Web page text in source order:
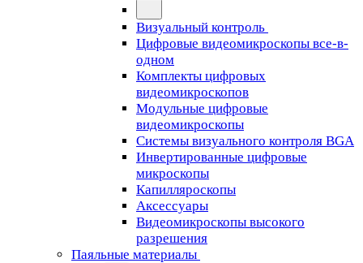
Визуальный контроль
Цифровые видеомикроскопы все-в-
одном
Комплекты цифровых
видеомикроскопов
Модульные цифровые
видеомикроскопы
Cистемы визуального контроля BGA
Инвертированные цифровые
микроскопы
Капилляроскопы
Аксессуары
Видеомикроскопы высокого
разрешения
Паяльные материалы